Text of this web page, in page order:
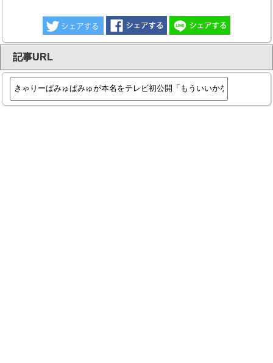
記事URL